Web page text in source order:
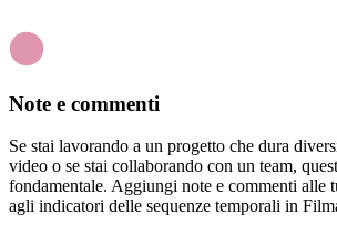
Note e commenti
Se stai lavorando a un progetto che dura
video o se stai collaborando con un team,
fondamentale. Aggiungi note e commenti alle
agli indicatori delle sequenze temporali in